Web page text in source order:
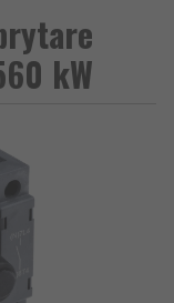
kW